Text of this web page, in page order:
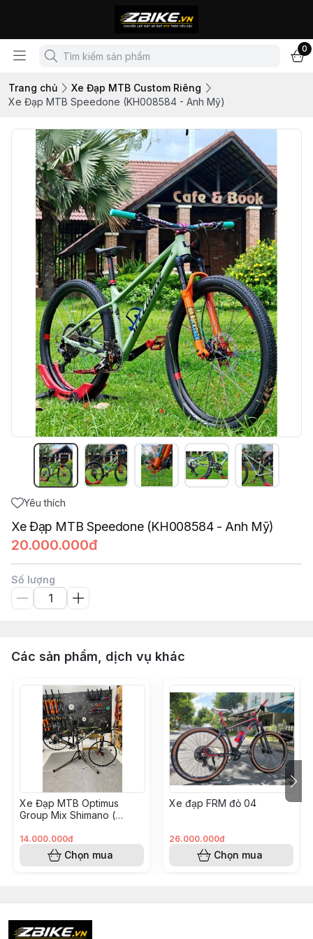
0
Trang chủ
Xe Đạp MTB Custom Riêng
Xe Đạp MTB Speedone (KH008584 - Anh Mỹ)
Yêu thích
Xe Đạp MTB Speedone (KH008584 - Anh Mỹ)
20.000.000đ
Số lượng
Các sản phẩm, dịch vụ khác
Xe Đạp MTB Optimus
Group Mix Shimano (
14.000.000đ
Chọn mua
Xe đạp FRM đỏ 04
26.000.000đ
Chọn mua